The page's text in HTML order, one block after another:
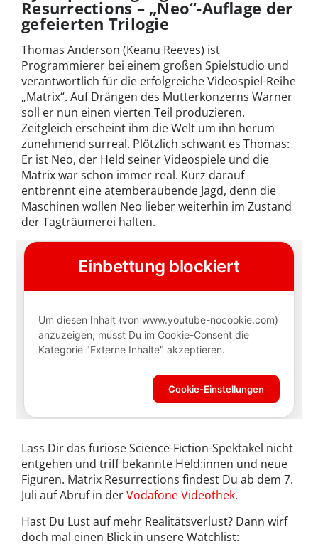
Resurrections – „Neo“-Auflage der
gefeierten Trilogie
Thomas Anderson (Keanu Reeves) ist
Programmierer bei einem großen Spielstudio und
verantwortlich für die erfolgreiche Videospiel-Reihe
„Matrix“. Auf Drängen des Mutterkonzerns Warner
soll er nun einen vierten Teil produzieren.
Zeitgleich erscheint ihm die Welt um ihn herum
zunehmend surreal. Plötzlich schwant es Thomas:
Er ist Neo, der Held seiner Videospiele und die
Matrix war schon immer real. Kurz darauf
entbrennt eine atemberaubende Jagd, denn die
Maschinen wollen Neo lieber weiterhin im Zustand
der Tagträumerei halten.
Lass Dir das furiose Science-Fiction-Spektakel nicht
entgehen und triff bekannte Held:innen und neue
Figuren. Matrix Resurrections findest Du ab dem 7.
Juli auf Abruf in derVodafone Videothek.
Hast Du Lust auf mehr Realitätsverlust? Dann wirf
doch mal einen Blick in unsere Watchlist: